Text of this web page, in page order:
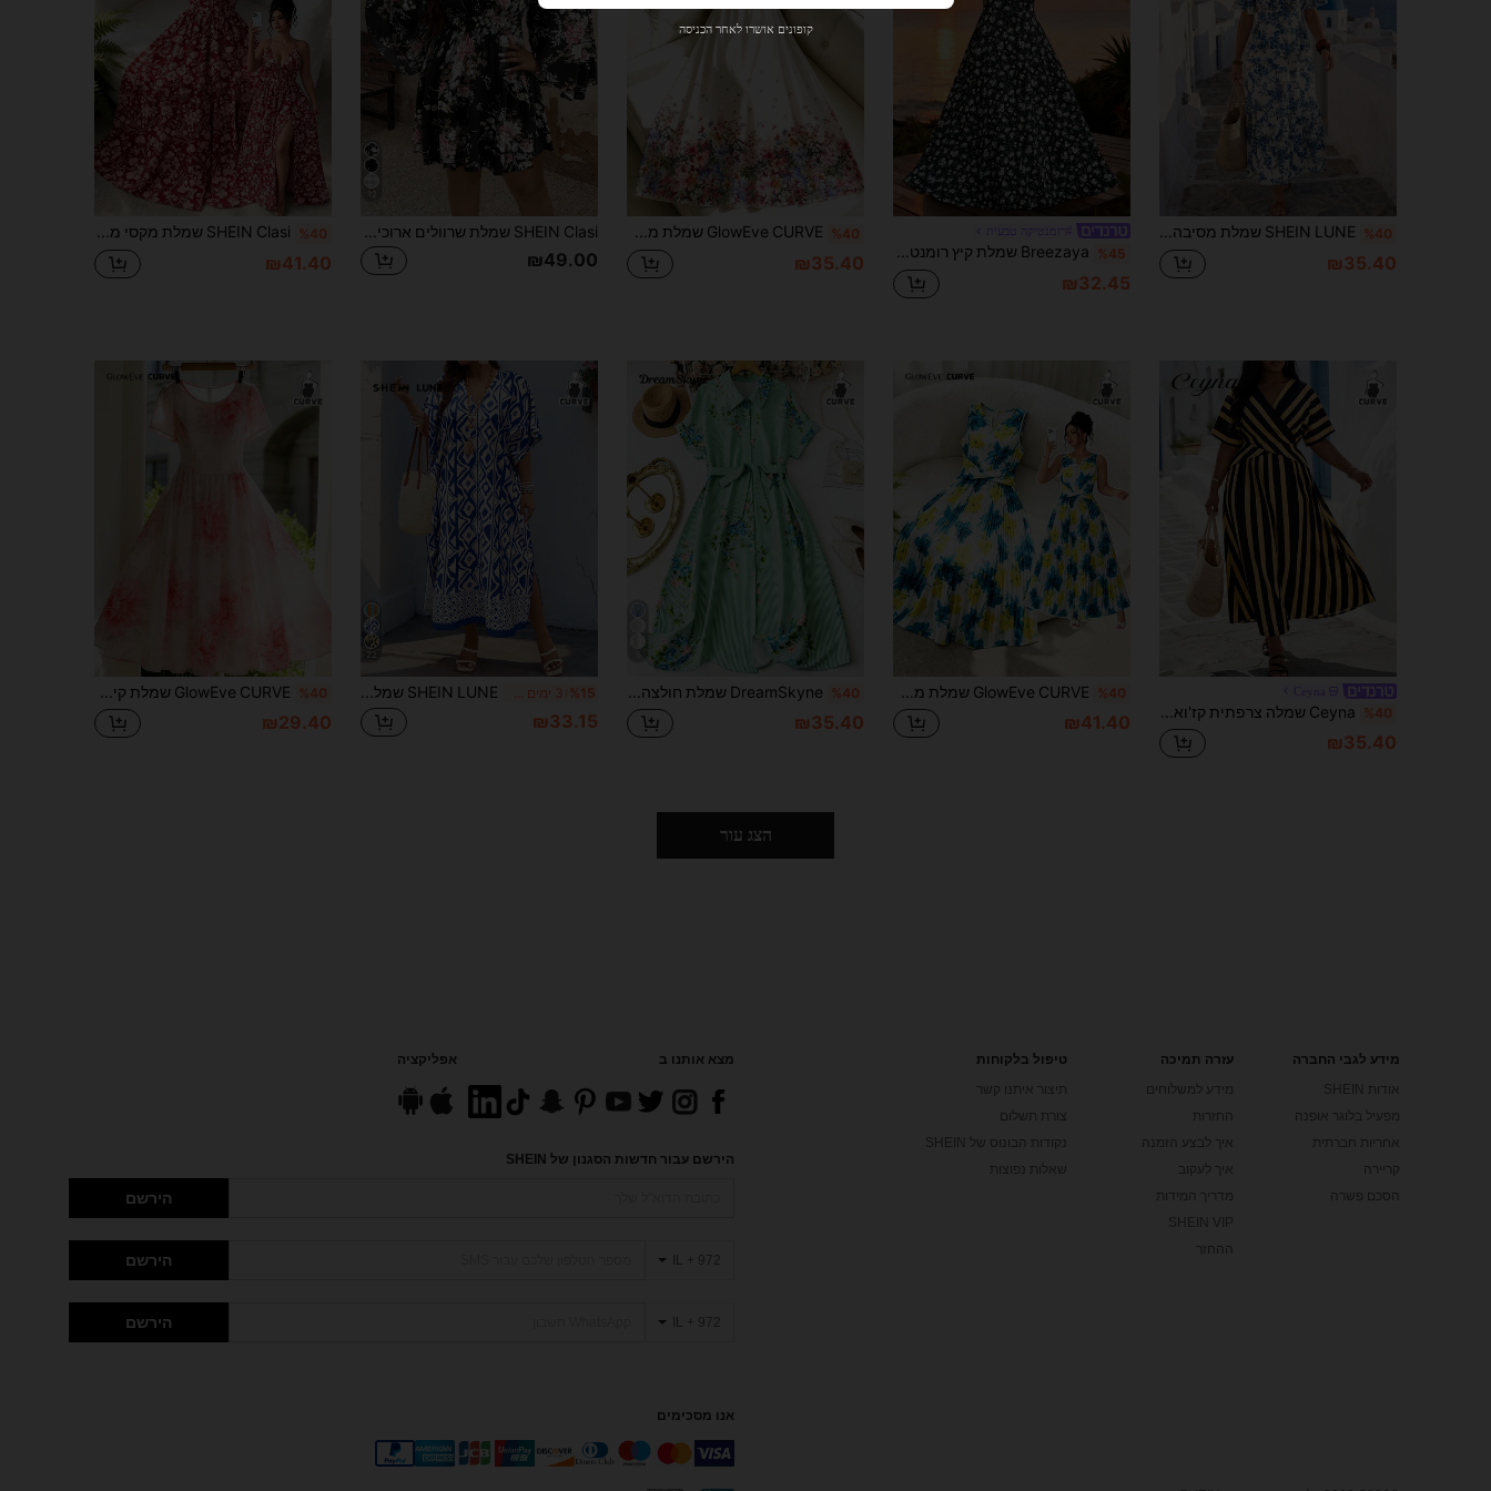
%40 SHEIN LUNE שמלת מסיבה קז'ואל עם צווארון V לנשים במידות גדולות
₪35.40
%45 Breezaya שמלת קיץ רומנטית פרחונית עם צווארון V לנשים במידות גדולות, שמלת מקסי עם קפלים במותן אלסטי, מתאימה לחופשת חוף וטיולים שמלות קיץ לנשים שמלת פרחונית לנשים שמלות קז'ואל לנשים שמלת חג לנשים שמלת אביב לנשים
₪32.45
%40 GlowEve CURVE שמלת מקסי אלגנטית במידה גדולה בצבע בז' לקיץ עם הדפס פרחים, עיצוב קשירה במותניים, שרוולי פלאטר צמודים, גזרת A-Line, למסיבת תה, אורחת לחתונה, חג
₪35.40
SHEIN Clasi שמלת שרוולים ארוכים עם צווארון V בהדפס פרחוני בגודל פלוס, מתאימה לקיץ
₪49.00
%40 SHEIN Clasi שמלת מקסי מינימליסטית אלגנטית לנשים במידות גדולות עם צווארון V והדפס פרחוני ליום/מסיבה, מתאימה לחגים, חוף, דייטים וטיולים יומיומיים
₪41.40
%40
₪35.40
%40
₪41.40
%40
₪35.40
%15 3 ימים אחרונים
₪33.15
%40
₪29.40
הצג עור
מידע לגבי החברה
אודות SHEIN
מפעיל בלוגר אופנה
אחריות חברתית
קריירה
הסכם פשרה
עזרה תמיכה
מידע למשלוחים
החזרות
איך לבצע הזמנה
איך לעקוב
מדריך המידות
SHEIN VIP
ההחזר
טיפול בלקוחות
תיצור איתנו קשר
צורת תשלום
נקודות הבונוס של SHEIN
שאלות נפוצות
מצא אותנו ב אפליקציה
הירשם עבור חדשות הסגנון של SHEIN
הירשם
IL + 972 הירשם
IL + 972 הירשם
אנו מסכימים
33 קופון מוצר
מוגבל ל-₪270
קופון מוצר
מוגבל ל-₪539
מוגבל בזמן
קופונים אושרו לאחר הכניסה